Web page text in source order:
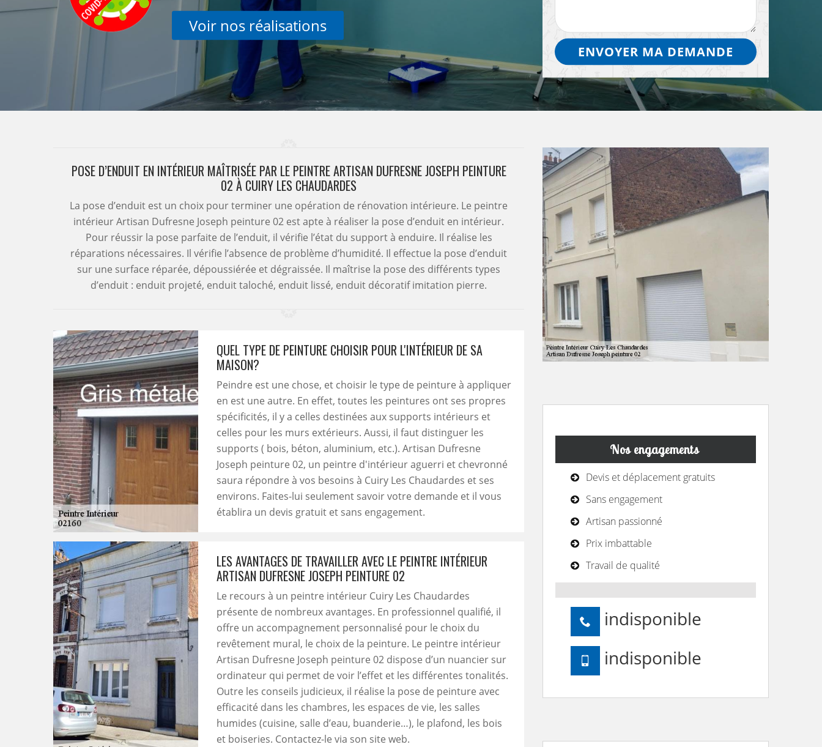
Voir nos réalisations
POSE D’ENDUIT EN INTÉRIEUR MAÎTRISÉE PAR LE PEINTRE ARTISAN DUFRESNE JOSEPH PEINTURE
02 À CUIRY LES CHAUDARDES
La pose d’enduit est un choix pour terminer une opération de rénovation intérieure. Le peintre
intérieur Artisan Dufresne Joseph peinture 02 est apte à réaliser la pose d’enduit en intérieur.
Pour réussir la pose parfaite de l’enduit, il vérifie l’état du support à enduire. Il réalise les
réparations nécessaires. Il vérifie l’absence de problème d’humidité. Il effectue la pose d’enduit
sur une surface réparée, dépoussiérée et dégraissée. Il maîtrise la pose des différents types
d’enduit : enduit projeté, enduit taloché, enduit lissé, enduit décoratif imitation pierre.
QUEL TYPE DE PEINTURE CHOISIR POUR L'INTÉRIEUR DE SA
MAISON?
Peindre est une chose, et choisir le type de peinture à appliquer
en est une autre. En effet, toutes les peintures ont ses propres
spécificités, il y a celles destinées aux supports intérieurs et
celles pour les murs extérieurs. Aussi, il faut distinguer les
supports ( bois, béton, aluminium, etc.). Artisan Dufresne
Joseph peinture 02, un peintre d'intérieur aguerri et chevronné
saura répondre à vos besoins à Cuiry Les Chaudardes et ses
environs. Faites-lui seulement savoir votre demande et il vous
établira un devis gratuit et sans engagement.
LES AVANTAGES DE TRAVAILLER AVEC LE PEINTRE INTÉRIEUR
ARTISAN DUFRESNE JOSEPH PEINTURE 02
Le recours à un peintre intérieur Cuiry Les Chaudardes
présente de nombreux avantages. En professionnel qualifié, il
offre un accompagnement personnalisé pour le choix du
revêtement mural, le choix de la peinture. Le peintre intérieur
Artisan Dufresne Joseph peinture 02 dispose d’un nuancier sur
ordinateur qui permet de voir l’effet et les différentes tonalités.
Outre les conseils judicieux, il réalise la pose de peinture avec
efficacité dans les chambres, les espaces de vie, les salles
humides (cuisine, salle d’eau, buanderie…), le plafond, les bois
et boiseries. Contactez-le via son site web.
Nos engagements
Devis et déplacement gratuits
Sans engagement
Artisan passionné
Prix imbattable
Travail de qualité
indisponible
indisponible